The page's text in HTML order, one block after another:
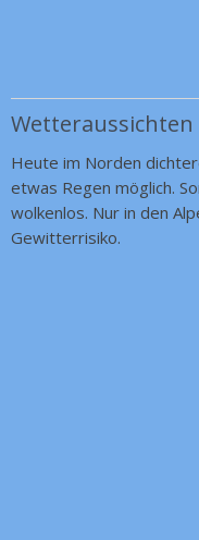
Wetteraussichten
Heute im Norden
etwas Regen möglich.
wolkenlos. Nur in den
Gewitterrisiko.